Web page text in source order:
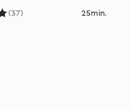
(37) 25min.